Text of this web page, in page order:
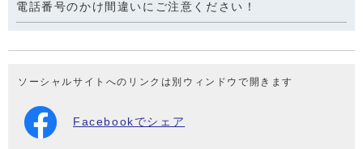
電話番号のかけ間違いにご注意ください！
ソーシャルサイトへのリンクは別ウィンドウで開きます
Facebookでシェア